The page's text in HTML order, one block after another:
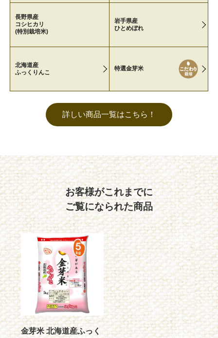
長野県産
コシヒカリ
(特別栽培米)
岩手県産
ひとめぼれ
北海道産
ふっくりんこ
特選金芽米
詳しい商品一覧はこちら！
お客様がこれまでに
ご覧になられた商品
金芽米 北海道産ふっく